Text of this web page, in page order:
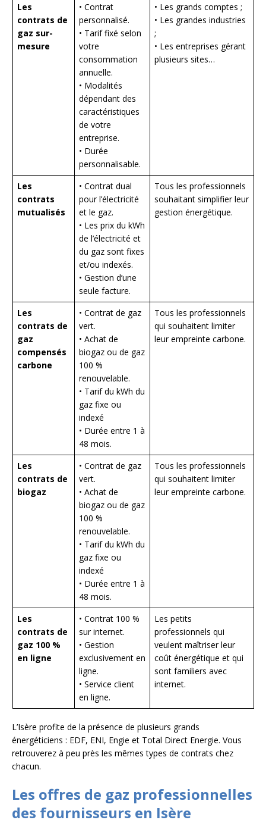
Les
contrats de
gaz sur-
mesure
• Contrat
personnalisé.
• Tarif fixé selon
votre
consommation
annuelle.
• Modalités
dépendant des
caractéristiques
de votre
entreprise.
• Durée
personnalisable.
• Les grands comptes ;
• Les grandes industries
;
• Les entreprises gérant
plusieurs sites…
Les
contrats
mutualisés
• Contrat dual
pour l’électricité
et le gaz.
• Les prix du kWh
de l’électricité et
du gaz sont fixes
et/ou indexés.
• Gestion d’une
seule facture.
Tous les professionnels
souhaitant simplifier leur
gestion énergétique.
Les
contrats de
gaz
compensés
carbone
• Contrat de gaz
vert.
• Achat de
biogaz ou de gaz
100 %
renouvelable.
• Tarif du kWh du
gaz fixe ou
indexé
• Durée entre 1 à
48 mois.
Tous les professionnels
qui souhaitent limiter
leur empreinte carbone.
Les
contrats de
biogaz
• Contrat de gaz
vert.
• Achat de
biogaz ou de gaz
100 %
renouvelable.
• Tarif du kWh du
gaz fixe ou
indexé
• Durée entre 1 à
48 mois.
Tous les professionnels
qui souhaitent limiter
leur empreinte carbone.
Les
contrats de
gaz 100 %
en ligne
• Contrat 100 %
sur internet.
• Gestion
exclusivement en
ligne.
• Service client
en ligne.
Les petits
professionnels qui
veulent maîtriser leur
coût énergétique et qui
sont familiers avec
internet.
L’Isère profite de la présence de plusieurs grands
énergéticiens : EDF, ENI, Engie et Total Direct Energie. Vous
retrouverez à peu près les mêmes types de contrats chez
chacun.
Les offres de gaz professionnelles
des fournisseurs en Isère